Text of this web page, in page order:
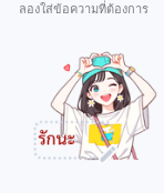
ลองใส่ข้อความที่ต้องการ